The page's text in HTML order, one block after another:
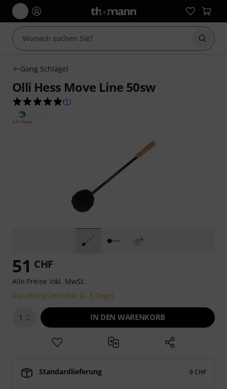
Suche
Gong Schlägel
Olli Hess Move Line 50sw
5.0 von 5 Sternen aus 1 Kundenbewertungen
(1 )
51 CHF
Alle Preise inkl. MwSt.
Kurzfristig lieferbar (2–5 Tage)
1 IN DEN WARENKORB
Standardlieferung 9 CHF